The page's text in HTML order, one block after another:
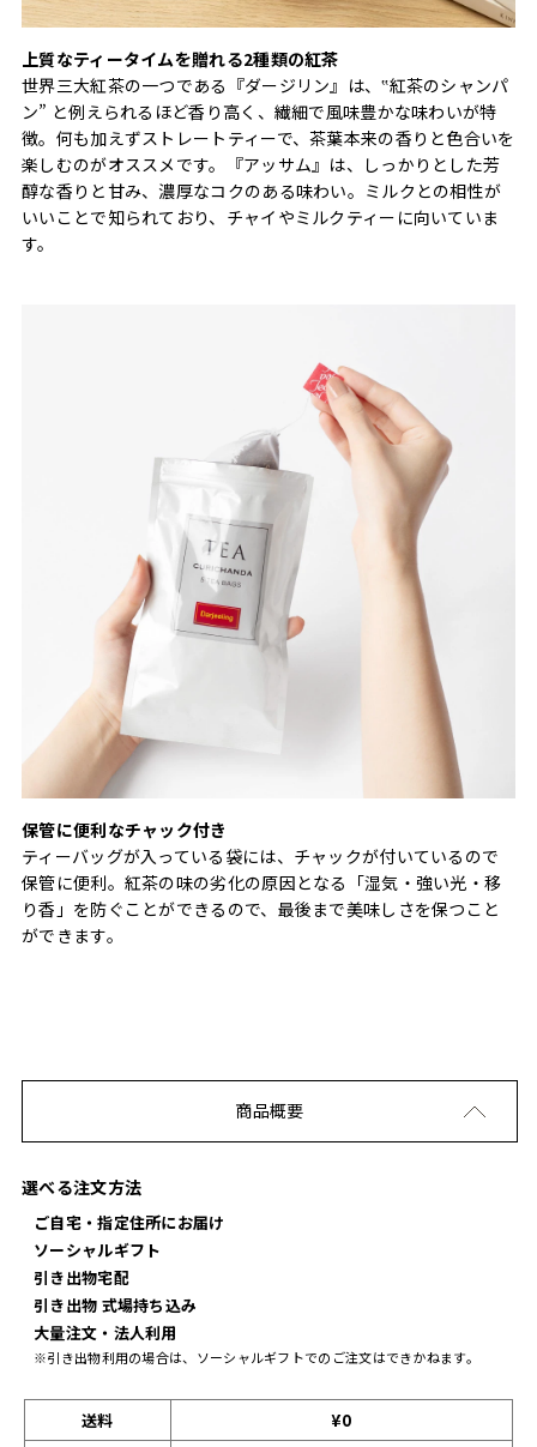
上質なティータイムを贈れる2種類の紅茶
世界三大紅茶の一つである『ダージリン』は、‟紅茶のシャンパ
ン” と例えられるほど香り高く、繊細で風味豊かな味わいが特
徴。何も加えずストレートティーで、茶葉本来の香りと色合いを
楽しむのがオススメです。『アッサム』は、しっかりとした芳
醇な香りと甘み、濃厚なコクのある味わい。ミルクとの相性が
いいことで知られており、チャイやミルクティーに向いていま
す。
保管に便利なチャック付き
ティーバッグが入っている袋には、チャックが付いているので
保管に便利。紅茶の味の劣化の原因となる「湿気・強い光・移
り香」を防ぐことができるので、最後まで美味しさを保つこと
ができます。
商品概要
選べる注文方法
ご自宅・指定住所にお届け
ソーシャルギフト
引き出物宅配
引き出物 式場持ち込み
大量注文・法人利用
※引き出物利用の場合は、ソーシャルギフトでのご注文はできかねます。
送料
¥0